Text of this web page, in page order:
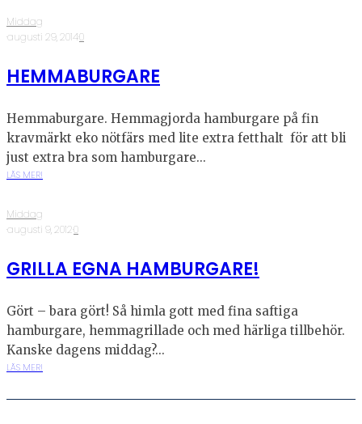
Middag
·augusti 29, 2014·0
HEMMABURGARE
Hemmaburgare. Hemmagjorda hamburgare på fin
kravmärkt eko nötfärs med lite extra fetthalt för att bli
just extra bra som hamburgare...
LÄS MER!
Middag
·augusti 9, 2012·0
GRILLA EGNA HAMBURGARE!
Gört – bara gört! Så himla gott med fina saftiga
hamburgare, hemmagrillade och med härliga tillbehör.
Kanske dagens middag?...
LÄS MER!